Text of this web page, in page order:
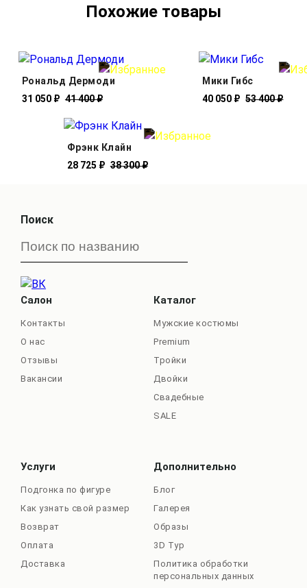
Похожие товары
Рональд Дермоди
31 050 ₽ 41 400 ₽
Мики Гибс
40 050 ₽ 53 400 ₽
Фрэнк Клайн
28 725 ₽ 38 300 ₽
Поиск
Салон
Контакты
О нас
Отзывы
Вакансии
Каталог
Мужские костюмы
Premium
Тройки
Двойки
Свадебные
SALE
Услуги
Подгонка по фигуре
Как узнать свой размер
Возврат
Оплата
Доставка
Дополнительно
Блог
Галерея
Образы
3D Тур
Политика обработки
персональных данных